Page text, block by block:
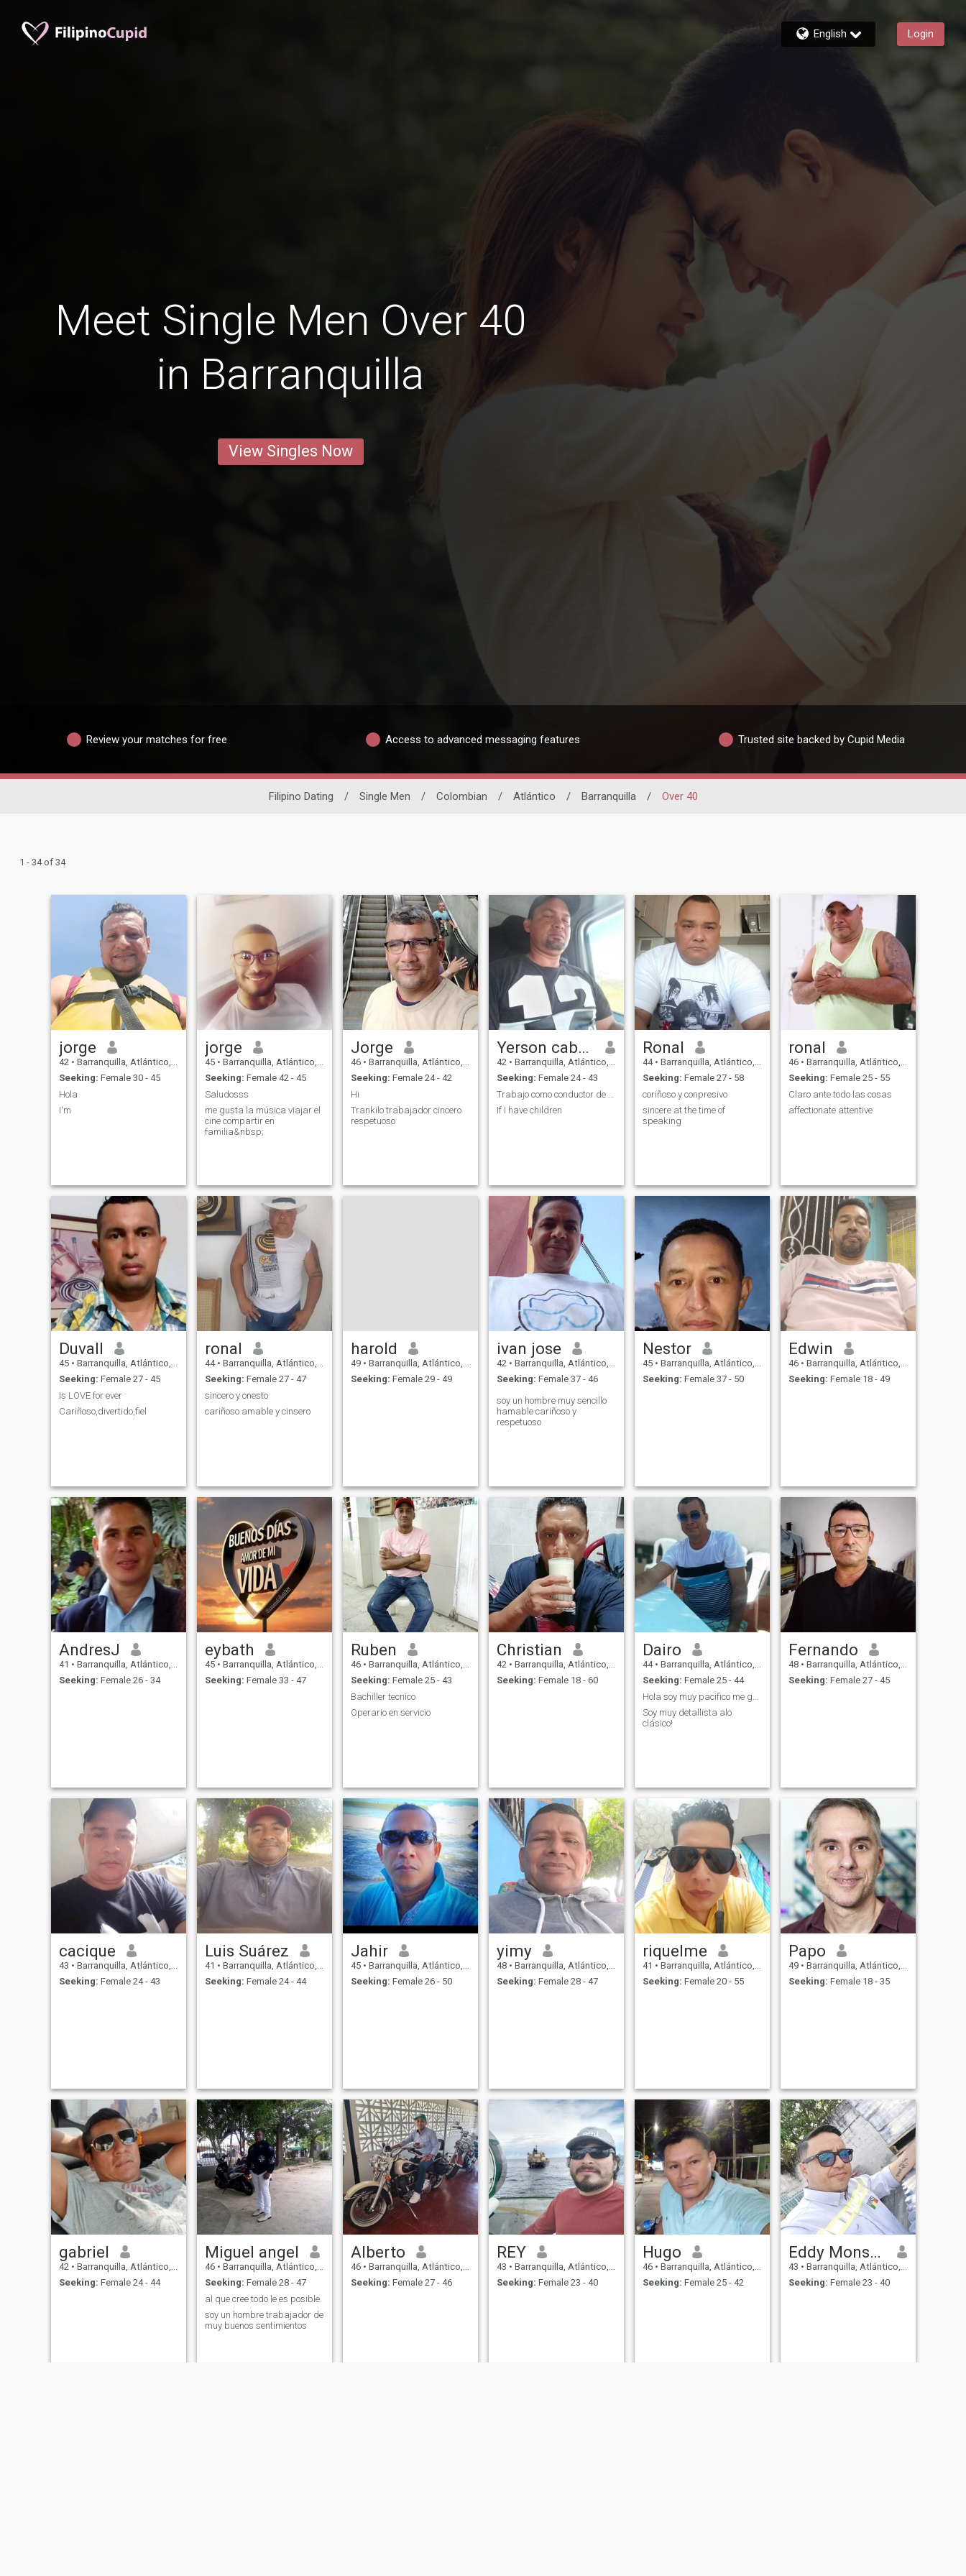
English Login
Meet Single Men Over 40
in Barranquilla
View Singles Now
Review your matches for free Access to advanced messaging features Trusted site backed by Cupid Media
Filipino Dating / Single Men / Colombian / Atlántico / Barranquilla / Over 40
1 - 34 of 34
jorge
42 • Barranquilla, Atlántico, Colombia
Seeking: Female 30 - 45
Hola
I'm
jorge
45 • Barranquilla, Atlántico, Colombia
Seeking: Female 42 - 45
Saludosss
me gusta la música viajar el
cine compartir en
familia&nbsp;
Jorge
46 • Barranquilla, Atlántico, Colombia
Seeking: Female 24 - 42
Hi
Trankilo trabajador cincero
respetuoso
Yerson cabarcas Vega
42 • Barranquilla, Atlántico, Colombia
Seeking: Female 24 - 43
If I have children
Ronal
44 • Barranquilla, Atlántico, Colombia
Seeking: Female 27 - 58
coriñoso y conpresivo
sincere at the time of
speaking
ronal
46 • Barranquilla, Atlántico, Colombia
Seeking: Female 25 - 55
Claro ante todo las cosas
affectionate attentive
Duvall
45 • Barranquilla, Atlántico, Colombia
Seeking: Female 27 - 45
Is LOVE for ever
Cariñoso,divertido,fiel
ronal
44 • Barranquilla, Atlántico, Colombia
Seeking: Female 27 - 47
sincero y onesto
cariñoso amable y cinsero
harold
49 • Barranquilla, Atlántico, Colombia
Seeking: Female 29 - 49
ivan jose
42 • Barranquilla, Atlántico, Colombia
Seeking: Female 37 - 46
soy un hombre muy sencillo
hamable cariñoso y
respetuoso
Nestor
45 • Barranquilla, Atlántico, Colombia
Seeking: Female 37 - 50
Edwin
46 • Barranquilla, Atlántico, Colombia
Seeking: Female 18 - 49
AndresJ
41 • Barranquilla, Atlántico, Colombia
Seeking: Female 26 - 34
eybath
45 • Barranquilla, Atlántico, Colombia
Seeking: Female 33 - 47
Ruben
46 • Barranquilla, Atlántico, Colombia
Seeking: Female 25 - 43
Bachiller tecnico
Operario en servicio
Christian
42 • Barranquilla, Atlántico, Colombia
Seeking: Female 18 - 60
Dairo
44 • Barranquilla, Atlántico, Colombia
Seeking: Female 25 - 44
Soy muy detallista alo
clásico!
Fernando
48 • Barranquilla, Atlántico, Colombia
Seeking: Female 27 - 45
cacique
43 • Barranquilla, Atlántico, Colombia
Seeking: Female 24 - 43
Luis Suárez
41 • Barranquilla, Atlántico, Colombia
Seeking: Female 24 - 44
Jahir
45 • Barranquilla, Atlántico, Colombia
Seeking: Female 26 - 50
yimy
48 • Barranquilla, Atlántico, Colombia
Seeking: Female 28 - 47
riquelme
41 • Barranquilla, Atlántico, Colombia
Seeking: Female 20 - 55
Papo
49 • Barranquilla, Atlántico, Colombia
Seeking: Female 18 - 35
gabriel
42 • Barranquilla, Atlántico, Colombia
Seeking: Female 24 - 44
Miguel angel
46 • Barranquilla, Atlántico, Colombia
Seeking: Female 28 - 47
al que cree todo le es posible
soy un hombre trabajador de
muy buenos sentimientos
Alberto
46 • Barranquilla, Atlántico, Colombia
Seeking: Female 27 - 46
REY
43 • Barranquilla, Atlántico, Colombia
Seeking: Female 23 - 40
Hugo
46 • Barranquilla, Atlántico, Colombia
Seeking: Female 25 - 42
Eddy Monsalvo Vargas
43 • Barranquilla, Atlántico, Colombia
Seeking: Female 23 - 40